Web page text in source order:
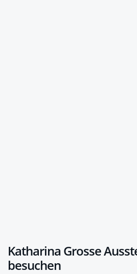
Katharina Grosse
besuchen